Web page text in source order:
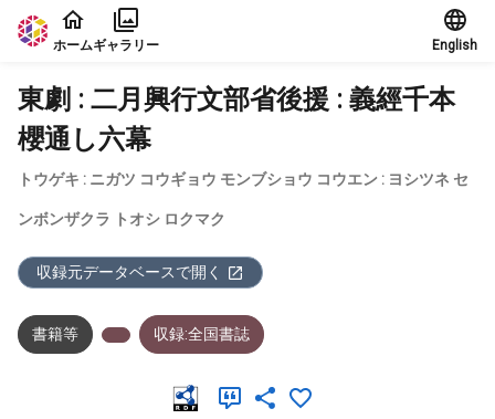
本文に飛ぶ
ホームギャラリー English
東劇 : 二月興行文部省後援 : 義經千本
櫻通し六幕
トウゲキ : ニガツ コウギョウ モンブショウ コウエン : ヨシツネ セ
ンボンザクラ トオシ ロクマク
収録元データベースで開く
書籍等 収録:全国書誌